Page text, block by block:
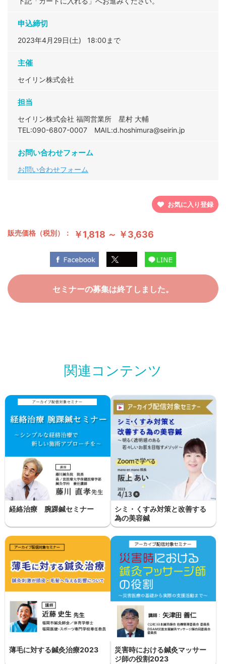
申込締切
2023年4月29日(土) 18:00まで
主催
セイリン株式会社
担当
セイリン株式会社 福岡営業所 星村 大輔
TEL:090-6807-0007 MAIL:d.hoshimura@seirin.jp
お問い合わせフォーム
お問い合わせフォーム
お気に入り登録
販売価格（税別）： ￥1,818 ～ ￥3,636
セミナーの募集は終了しました。
経絡治療 腕踝鍼セミナー
シミ・くすみ対策と改善する
為の美容鍼
薄毛に対する鍼灸治療2023
災害時における鍼灸マッサー
ジ師の役割2023